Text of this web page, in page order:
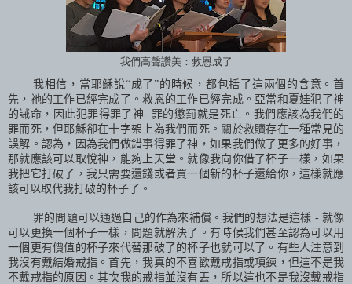
我們高聲讚美：救恩成了
我相信，當耶穌說“成了”的時候，都包括了這兩個的含意。首
先， 祂的工作已經完成了。救恩的工作已經完成。亞當和夏娃犯了神
的誡命，因此犯罪得罪了神- 罪的懲罰就是死亡。我們應該為我們的
罪而死，但耶穌卻在十字架上為我們而死。關於救贖存在一種常見的
誤解。認為，因為我們做錯事得罪了神，如果我們做了更多的好事，
那就應該可以取悅神，能夠上天堂。就像我向你借了杯子一樣，如果
我把它打破了，我只需要還錢或者買一個新的杯子還給你，這樣就應
該可以取代我打破的杯子了。
罪的問題可以通過自己的作為來補償。我們的想法是這樣 - 就像
可以更換一個杯子一樣，問題就解決了。有時候我們甚至認為可以用
一個更有價值的杯子來代替那破了的杯子也就可以了。有些人注意到
我沒有戴結婚戒指。首先，我真的不喜歡戴戒指或項鍊，但這不是我
不戴戒指的原因。其次我的戒指並沒有丟，所以這也不是我沒戴戒指